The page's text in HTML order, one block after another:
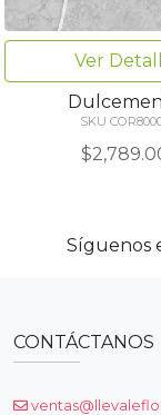
Ver
SKU
Síguenos
CONTÁCTANOS